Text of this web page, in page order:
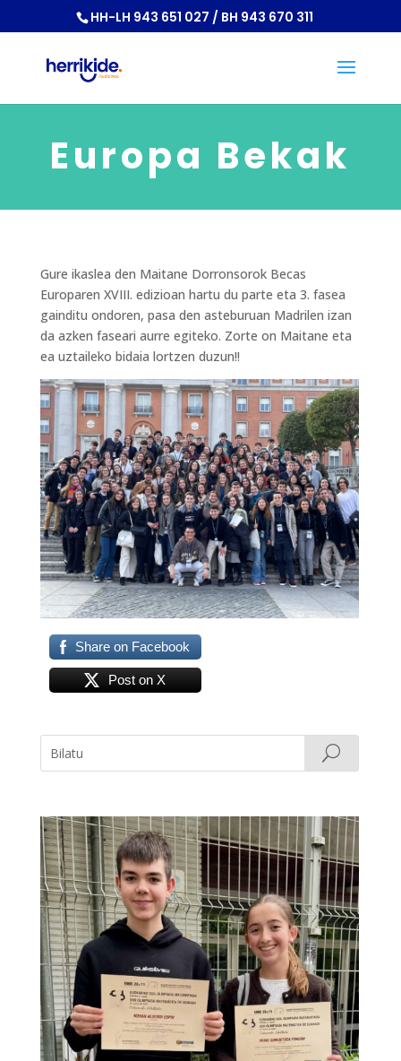
HH-LH 943 651 027 / BH 943 670 311
Europa Bekak
Gure ikaslea den Maitane Dorronsorok Becas
Europaren XVIII. edizioan hartu du parte eta 3. fasea
gainditu ondoren, pasa den asteburuan Madrilen izan
da azken faseari aurre egiteko. Zorte on Maitane eta
ea uztaileko bidaia lortzen duzun!!
Share on Facebook
Post on X